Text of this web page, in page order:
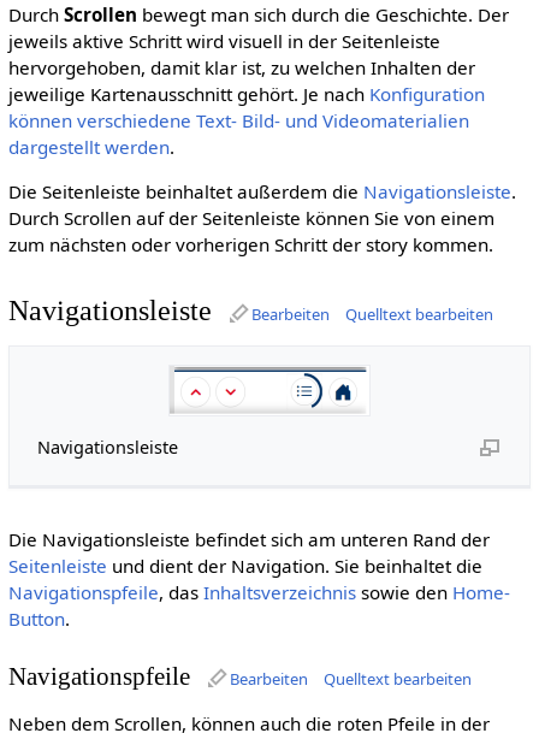
Durch Scrollen bewegt man sich durch die Geschichte. Der
jeweils aktive Schritt wird visuell in der Seitenleiste
hervorgehoben, damit klar ist, zu welchen Inhalten der
jeweilige Kartenausschnitt gehört. Je nach Konfiguration
können verschiedene Text- Bild- und Videomaterialien
dargestellt werden.
Die Seitenleiste beinhaltet außerdem die Navigationsleiste.
Durch Scrollen auf der Seitenleiste können Sie von einem
zum nächsten oder vorherigen Schritt der story kommen.
Navigationsleiste Bearbeiten Quelltext bearbeiten
Navigationsleiste
Die Navigationsleiste befindet sich am unteren Rand der
Seitenleiste und dient der Navigation. Sie beinhaltet die
Navigationspfeile, das Inhaltsverzeichnissowie den Home-
Button.
Navigationspfeile Bearbeiten Quelltext bearbeiten
Neben dem Scrollen, können auch die roten Pfeile in der